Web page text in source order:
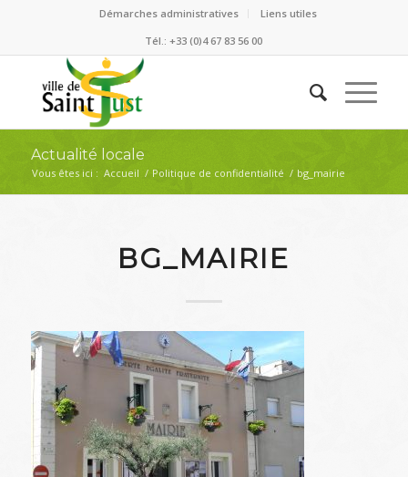
Démarches administratives
Liens utiles
Tél.: +33 (0)4 67 83 56 00
Actualité locale
Vous êtes ici : Accueil / Politique de confidentialité / bg_mairie
BG_MAIRIE